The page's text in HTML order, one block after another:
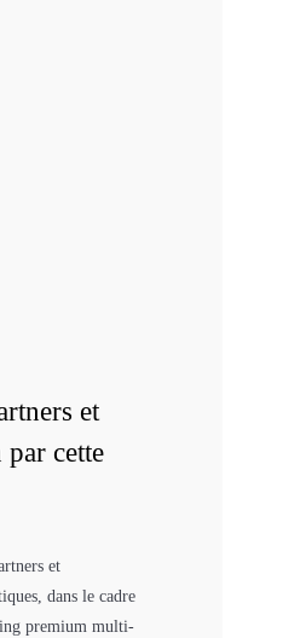
et
par cette
et
dans le cadre
premium multi-